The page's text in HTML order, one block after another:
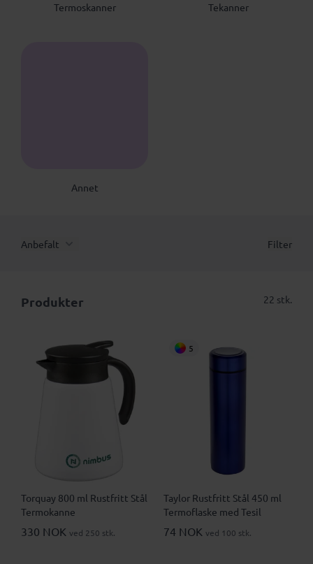
Termoskanner Tekanner
Annet
Anbefalt Filter
Produkter 22 stk.
Torquay 800 ml Rustfritt Stål
Termokanne
330 NOK ved 250 stk.
5
Taylor Rustfritt Stål 450 ml
Termoflaske med Tesil
74 NOK ved 100 stk.